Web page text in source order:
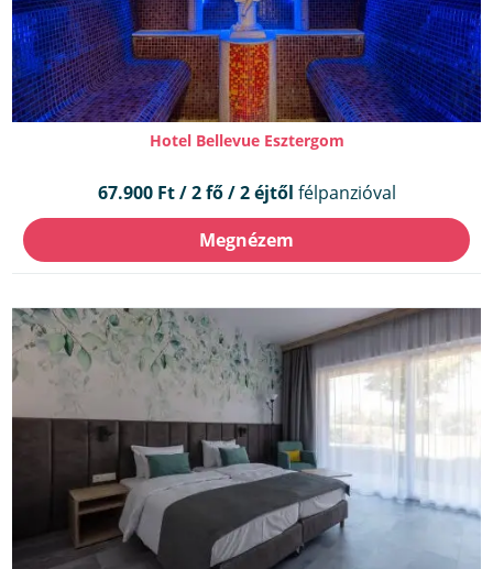
Hotel Bellevue Esztergom
67.900 Ft / 2 fő / 2 éjtől félpanzióval
Megnézem